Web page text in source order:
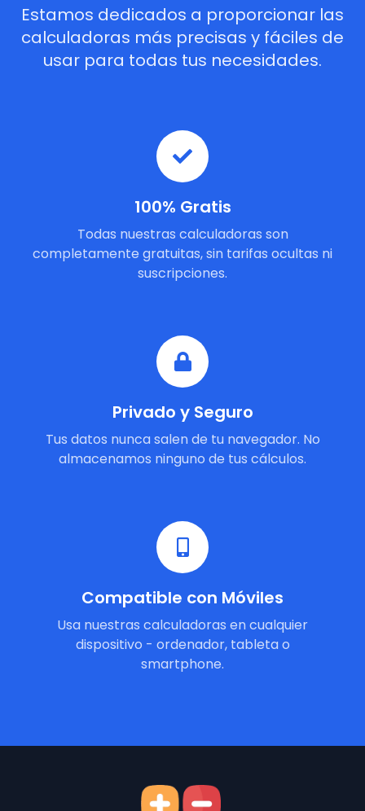
Estamos dedicados a proporcionar las
calculadoras más precisas y fáciles de
usar para todas tus necesidades.
100% Gratis
Todas nuestras calculadoras son
completamente gratuitas, sin tarifas ocultas ni
suscripciones.
Privado y Seguro
Tus datos nunca salen de tu navegador. No
almacenamos ninguno de tus cálculos.
Compatible con Móviles
Usa nuestras calculadoras en cualquier
dispositivo - ordenador, tableta o
smartphone.